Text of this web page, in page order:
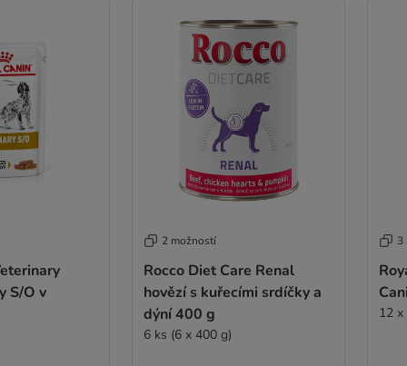
S/O v
2 možností
Rocco Diet Care Renal
hovězí s kuřecími srdíčky a
dýní 400 g
6 ks (6 x 400 g)
3
12